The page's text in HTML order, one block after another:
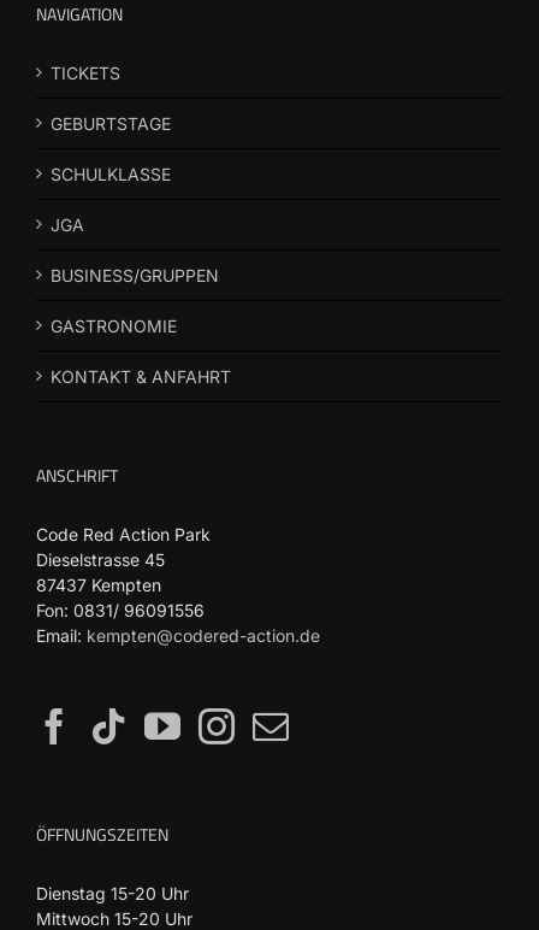
NAVIGATION
TICKETS
GEBURTSTAGE
SCHULKLASSE
JGA
BUSINESS/GRUPPEN
GASTRONOMIE
KONTAKT & ANFAHRT
ANSCHRIFT
Code Red Action Park
Dieselstrasse 45
87437 Kempten
Fon: 0831/ 96091556
Email: kempten@codered-action.de
ÖFFNUNGSZEITEN
Dienstag 15-20 Uhr
Mittwoch 15-20 Uhr